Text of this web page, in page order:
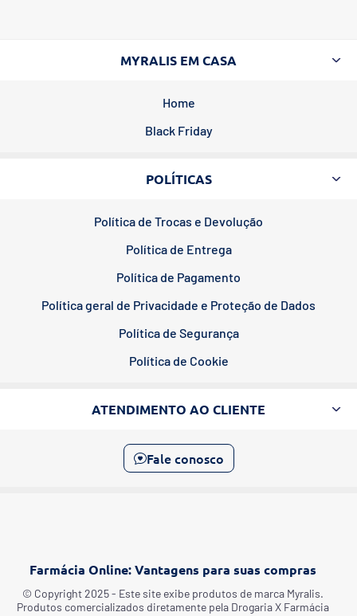
MYRALIS EM CASA
Home
Black Friday
POLÍTICAS
Política de Trocas e Devolução
Política de Entrega
Política de Pagamento
Política geral de Privacidade e Proteção de Dados
Política de Segurança
Política de Cookie
ATENDIMENTO AO CLIENTE
Fale conosco
Farmácia Online: Vantagens para suas compras
©️ Copyright 2025 - Este site exibe produtos de marca Myralis.
Produtos comercializados diretamente pela Drogaria X Farmácia